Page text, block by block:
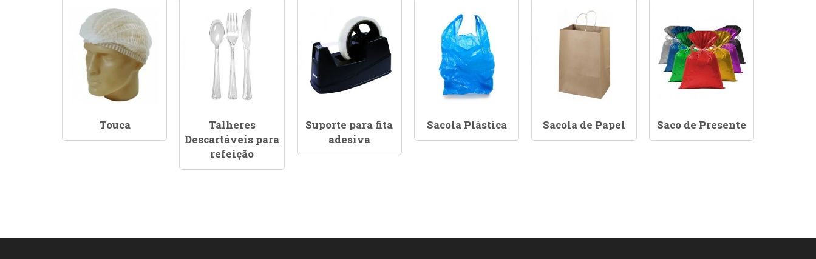
Touca
Talheres
Descartáveis para
refeição
Suporte para fita
adesiva
Sacola Plástica Sacola de Papel Saco de Presente